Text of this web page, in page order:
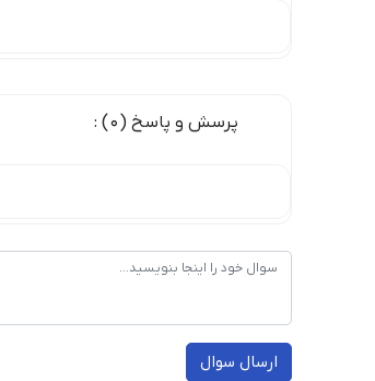
پرسش و پاسخ (0) :
ارسال سوال